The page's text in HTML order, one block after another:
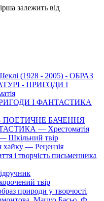
залежить від
(1928 - 2005) - ОБРАЗ
- ПРИГОДИ І
І ФАНТАСТИКА
- ПОЕТИЧНЕ БАЧЕННЯ
— Хрестоматія
Шкільний твір
хайку — Рецензія
і творчість письменника
твір
природи у творчості